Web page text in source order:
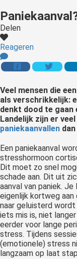
Delen
Reageren
Veel mensen die
als verschrikkelijk:
denkt dood te gaan
Landelijk zijn er
paniekaanvallen
Een paniekaanval
stresshormoon
Dit moet zo snel
schade aan. Dit uit
aanval van paniek.
eigenlijk kortweg
naar geluisterd wordt
iets mis is, niet
eerder voor lange
stress. Tijdens
(emotionele) stress
langzaam op laat
gebruikt
te
Hierdoor
website-
van